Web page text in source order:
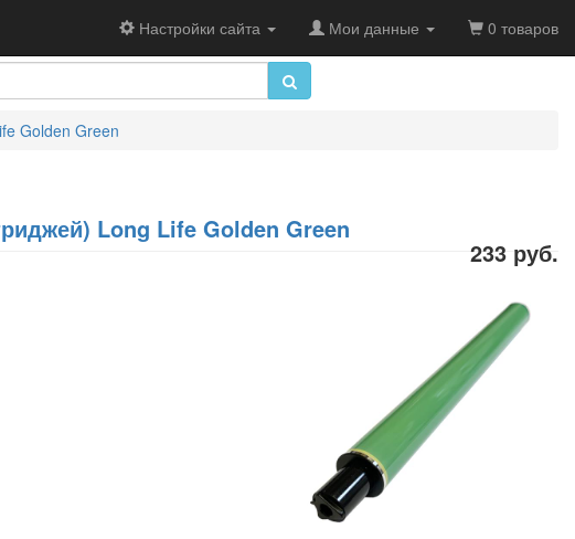
Настройки сайта Мои данные 0 товаров
Golden Green
Long Life Golden Green
233 руб.